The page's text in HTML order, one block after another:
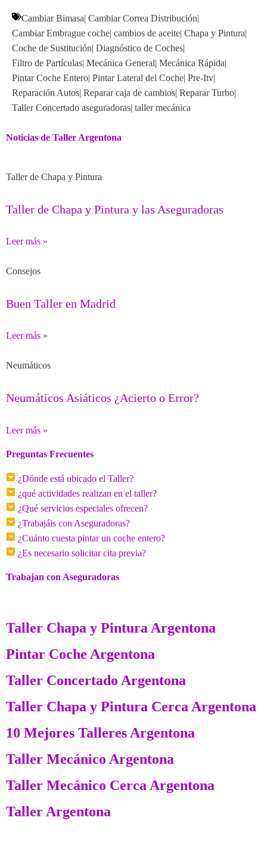
Cambiar Bimasa| Cambiar Correa Distribución|
Cambiar Embrague coche| cambios de aceite| Chapa y Pintura|
Coche de Sustitución| Diagnóstico de Coches|
Filtro de Partículas| Mecánica General| Mecánica Rápida|
Pintar Coche Entero| Pintar Lateral del Coche| Pre-Itv|
Reparación Autos| Reparar caja de cambios| Reparar Turbo|
Taller Concertado aseguradoras| taller mecánica
Noticias de Taller Argentona
Taller de Chapa y Pintura
Taller de Chapa y Pintura y las Aseguradoras
Leer más »
Consejos
Buen Taller en Madrid
Leer más »
Neumáticos
Neumáticos Asiáticos ¿Acierto o Error?
Leer más »
Preguntas Frecuentes
¿Dónde está ubicado el Taller?
¿qué actividades realizan en el taller?
¿Qué servicios especiales ofrecen?
¿Trabajáis con Aseguradoras?
¿Cuánto cuesta pintar un coche entero?
¿Es necesario solicitar cita previa?
Trabajan con Aseguradoras
Taller Chapa y Pintura Argentona
Pintar Coche Argentona
Taller Concertado Argentona
Taller Chapa y Pintura Cerca Argentona
10 Mejores Talleres Argentona
Taller Mecánico Argentona
Taller Mecánico Cerca Argentona
Taller Argentona